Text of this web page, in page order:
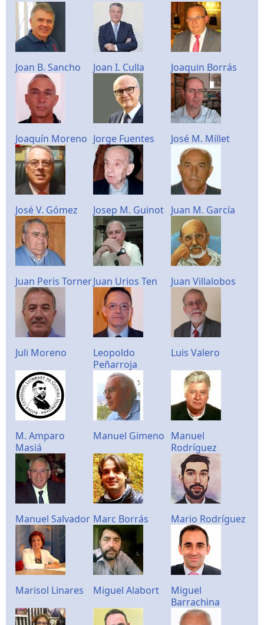
Joan B. Sancho Joan I. Culla Joaquin Borrás
Joaquín Moreno Jorge Fuentes José M. Millet
José V. Gómez Josep M. Guinot Juan M. García
Juan Peris TornerJuan Urios Ten Juan Villalobos
Juli Moreno
Leopoldo
Peñarroja
Luis Valero
M. Amparo
Masiá
Manuel Gimeno Manuel
Rodríguez
Manuel Salvador Marc Borrás Mario Rodríguez
Marisol Linares Miguel Alabort
Miguel
Barrachina